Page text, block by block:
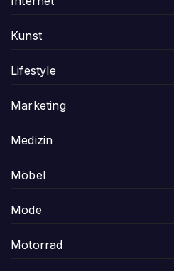
Kunst
Lifestyle
Marketing
Medizin
Möbel
Mode
Motorrad